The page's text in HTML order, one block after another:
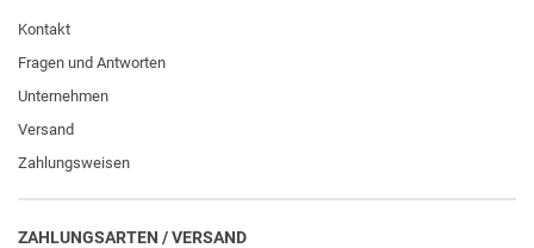
Kontakt
Fragen und Antworten
Unternehmen
Versand
Zahlungsweisen
ZAHLUNGSARTEN / VERSAND